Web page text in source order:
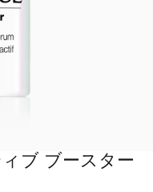
ブ ブースター